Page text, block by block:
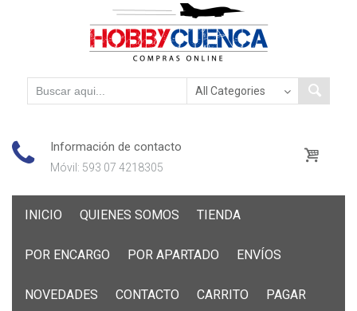
Información de contacto
Móvil: 593 07 4218305
INICIO QUIENES SOMOS TIENDA
POR ENCARGO POR APARTADO ENVÍOS
NOVEDADES CONTACTO CARRITO PAGAR